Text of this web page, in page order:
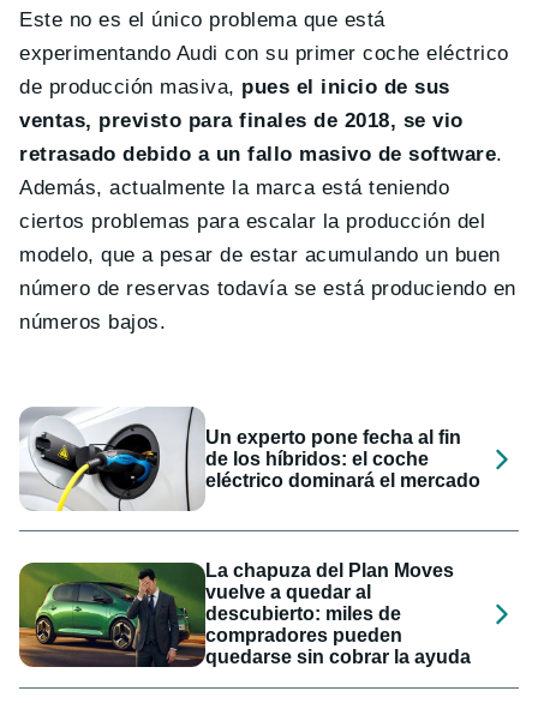
Este no es el único problema que está
experimentando Audi con su primer coche eléctrico
de producción masiva, pues el inicio de sus
ventas, previsto para finales de 2018, se vio
retrasado debido a un fallo masivo de software.
Además, actualmente la marca está teniendo
ciertos problemas para escalar la producción del
modelo, que a pesar de estar acumulando un buen
número de reservas todavía se está produciendo en
números bajos.
Un experto pone fecha al fin
de los híbridos: el coche
eléctrico dominará el mercado
La chapuza del Plan Moves
vuelve a quedar al
descubierto: miles de
compradores pueden
quedarse sin cobrar la ayuda